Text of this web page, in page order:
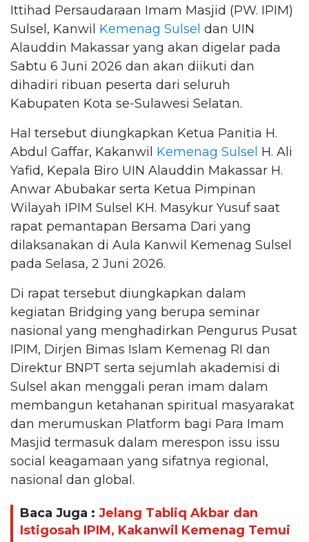
Ittihad Persaudaraan Imam Masjid (PW. IPIM)
Sulsel, Kanwil Kemenag Sulsel dan UIN
Alauddin Makassar yang akan digelar pada
Sabtu 6 Juni 2026 dan akan diikuti dan
dihadiri ribuan peserta dari seluruh
Kabupaten Kota se-Sulawesi Selatan.
Hal tersebut diungkapkan Ketua Panitia H.
Abdul Gaffar, Kakanwil Kemenag Sulsel H. Ali
Yafid, Kepala Biro UIN Alauddin Makassar H.
Anwar Abubakar serta Ketua Pimpinan
Wilayah IPIM Sulsel KH. Masykur Yusuf saat
rapat pemantapan Bersama Dari yang
dilaksanakan di Aula Kanwil Kemenag Sulsel
pada Selasa, 2 Juni 2026.
Di rapat tersebut diungkapkan dalam
kegiatan Bridging yang berupa seminar
nasional yang menghadirkan Pengurus Pusat
IPIM, Dirjen Bimas Islam Kemenag RI dan
Direktur BNPT serta sejumlah akademisi di
Sulsel akan menggali peran imam dalam
membangun ketahanan spiritual masyarakat
dan merumuskan Platform bagi Para Imam
Masjid termasuk dalam merespon issu issu
social keagamaan yang sifatnya regional,
nasional dan global.
Baca Juga : Jelang Tabliq Akbar dan
Istigosah IPIM, Kakanwil Kemenag Temui